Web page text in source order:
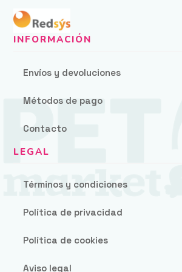
Envíos y devoluciones
Métodos de pago
Contacto
Términos y condiciones
Política de privacidad
Política de cookies
Aviso legal